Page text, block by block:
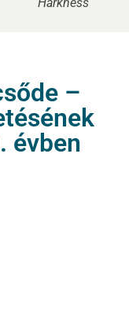
Harkness
–
évben